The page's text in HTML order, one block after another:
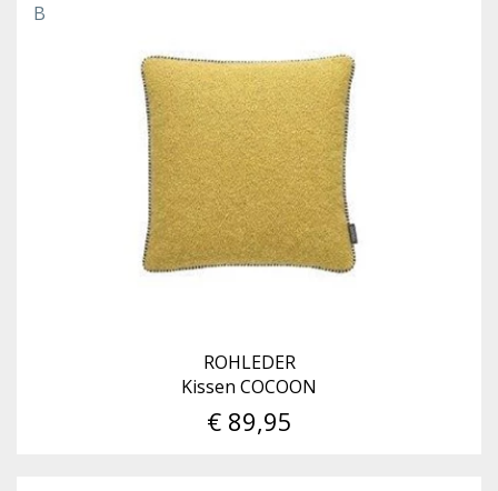
B
ROHLEDER
Kissen COCOON
€ 89,95